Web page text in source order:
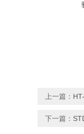
上一篇：
下一篇：